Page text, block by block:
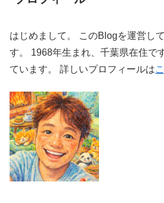
はじめまして。 このBlogを運営し
す。 1968年生まれ、千葉県在住で
ています。 詳しいプロフィールは